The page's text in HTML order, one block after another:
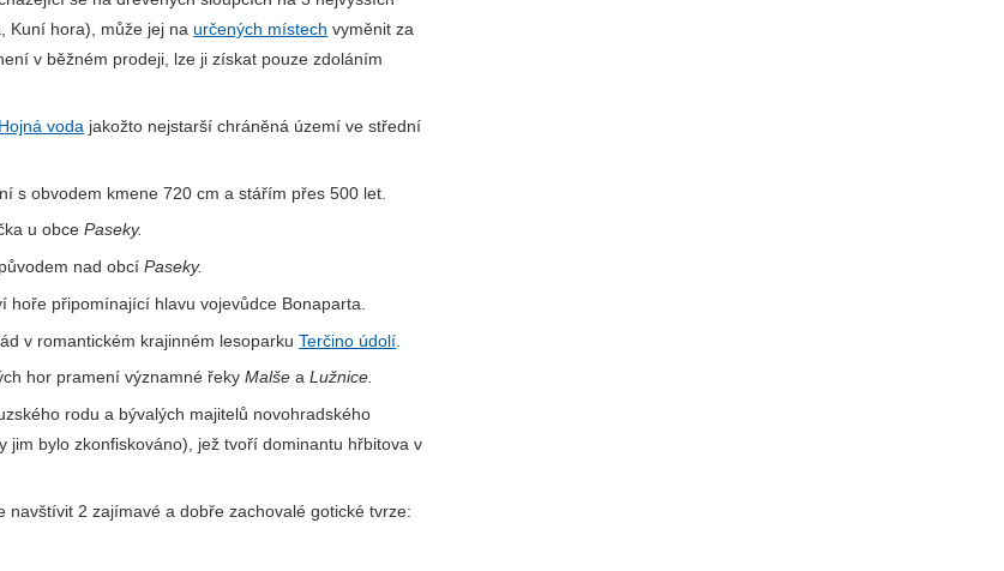
Kuní hora), může jej naurčených místech vyměnit za
v běžném prodeji, lze ji získat pouze zdoláním
Hojná voda jakožto nejstarší chráněná území ve střední
s obvodem kmene 720 cm a stářím přes 500 let.
u obcePaseky.
nad obcíPaseky.
hoře připomínající hlavu vojevůdce Bonaparta.
v romantickém krajinném lesoparkuTerčino údolí
hor pramení významné řekyMalše aLužnice.
rodu a bývalých majitelů novohradského
jim bylo zkonfiskováno), jež tvoří dominantu hřbitova v
navštívit 2 zajímavé a dobře zachovalé gotické tvrze: